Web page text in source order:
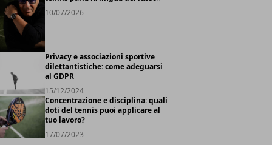
10/07/2026
Privacy e associazioni sportive
dilettantistiche: come adeguarsi
al GDPR
15/12/2024
Concentrazione e disciplina: quali
doti del tennis puoi applicare al
tuo lavoro?
17/07/2023